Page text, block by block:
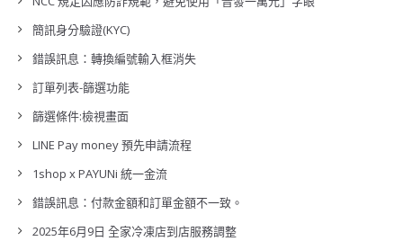
簡訊身分驗證(KYC)
錯誤訊息：轉換編號輸入框消失
訂單列表-篩選功能
篩選條件:檢視畫面
LINE Pay money 預先申請流程
1shop x PAYUNi 統一金流
錯誤訊息：付款金額和訂單金額不一致。
2025年6月9日 全家冷凍店到店服務調整